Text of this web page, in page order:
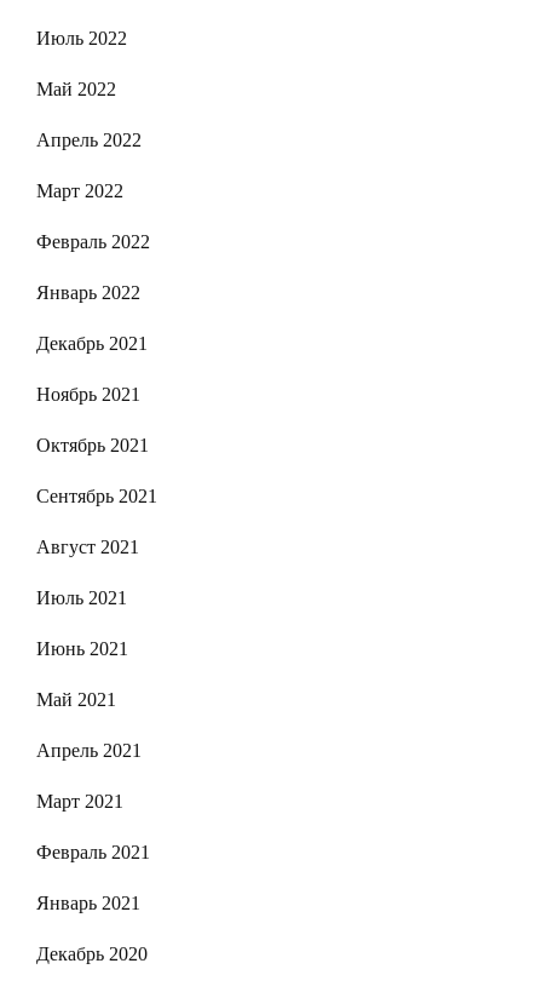
Июль 2022
Май 2022
Апрель 2022
Март 2022
Февраль 2022
Январь 2022
Декабрь 2021
Ноябрь 2021
Октябрь 2021
Сентябрь 2021
Август 2021
Июль 2021
Июнь 2021
Май 2021
Апрель 2021
Март 2021
Февраль 2021
Январь 2021
Декабрь 2020